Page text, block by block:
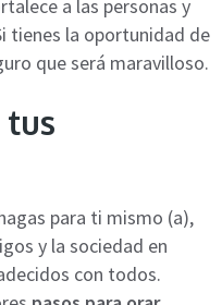
a las personas y
tienes la oportunidad de
que será maravilloso.
tus
para ti mismo (a),
y la sociedad en
con todos.